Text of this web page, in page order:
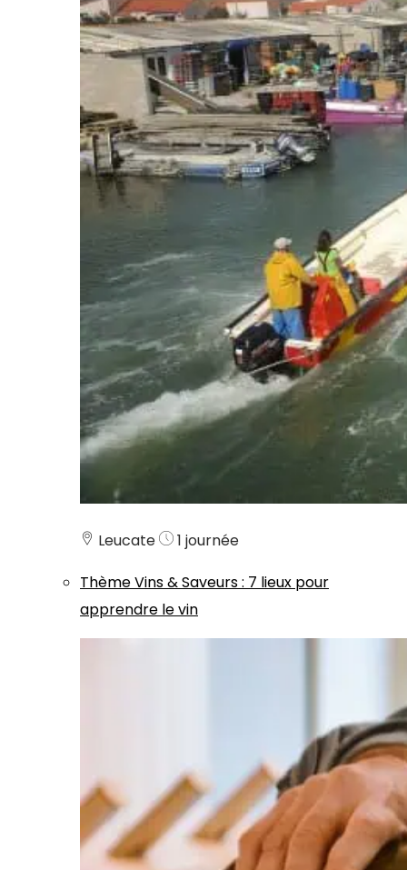
Leucate
1 journée
ThèmeVins & Saveurs: 7 lieux pour
apprendre le vin